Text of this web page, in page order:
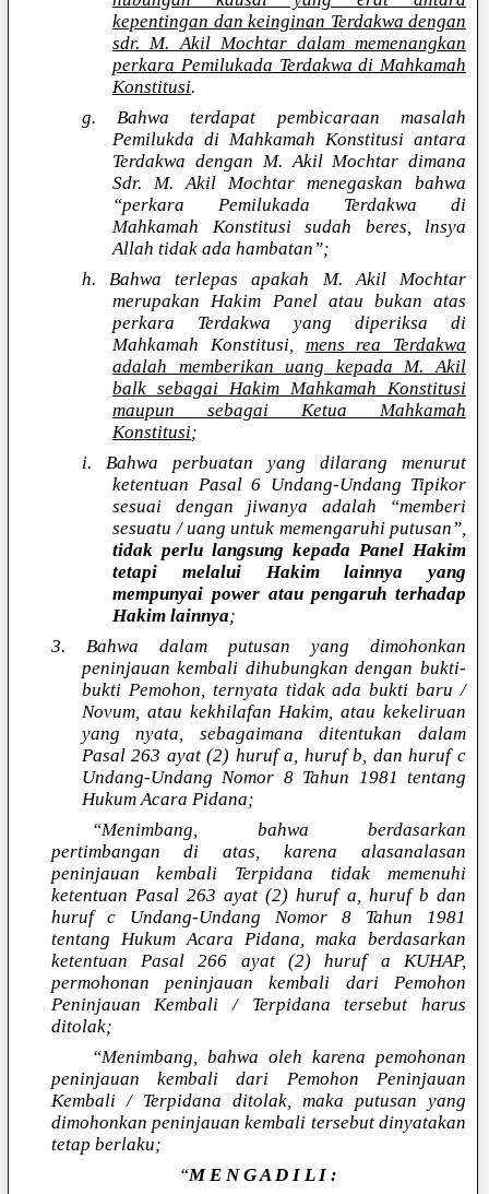
kepentingan dan keinginan Terdakwa dengan
sdr. M. Akil Mochtar dalam memenangkan
perkara Pemilukada Terdakwa di Mahkamah
Konstitusi.
g. Bahwa terdapat pembicaraan masalah
Pemilukda di Mahkamah Konstitusi antara
Terdakwa dengan M. Akil Mochtar dimana
Sdr. M. Akil Mochtar menegaskan bahwa
“perkara Pemilukada Terdakwa di
Mahkamah Konstitusi sudah beres, lnsya
Allah tidak ada hambatan”;
h. Bahwa terlepas apakah M. Akil Mochtar
merupakan Hakim Panel atau bukan atas
perkara Terdakwa yang diperiksa di
Mahkamah Konstitusi, mens rea Terdakwa
adalah memberikan uang kepada M. Akil
balk sebagai Hakim Mahkamah Konstitusi
maupun sebagai Ketua Mahkamah
Konstitusi;
i. Bahwa perbuatan yang dilarang menurut
ketentuan Pasal 6 Undang-Undang Tipikor
sesuai dengan jiwanya adalah “memberi
sesuatu / uang untuk memengaruhi putusan”,
tidak perlu langsung kepada Panel Hakim
tetapi melalui Hakim lainnya yang
mempunyai power atau pengaruh terhadap
Hakim lainnya;
3. Bahwa dalam putusan yang dimohonkan
peninjauan kembali dihubungkan dengan bukti-
bukti Pemohon, ternyata tidak ada bukti baru /
Novum, atau kekhilafan Hakim, atau kekeliruan
yang nyata, sebagaimana ditentukan dalam
Pasal 263 ayat (2) huruf a, huruf b, dan huruf c
Undang-Undang Nomor 8 Tahun 1981 tentang
Hukum Acara Pidana;
“Menimbang, bahwa berdasarkan
pertimbangan di atas, karena alasanalasan
peninjauan kembali Terpidana tidak memenuhi
ketentuan Pasal 263 ayat (2) huruf a, huruf b dan
huruf c Undang-Undang Nomor 8 Tahun 1981
tentang Hukum Acara Pidana, maka berdasarkan
ketentuan Pasal 266 ayat (2) huruf a KUHAP,
permohonan peninjauan kembali dari Pemohon
Peninjauan Kembali / Terpidana tersebut harus
ditolak;
“Menimbang, bahwa oleh karena pemohonan
peninjauan kembali dari Pemohon Peninjauan
Kembali / Terpidana ditolak, maka putusan yang
dimohonkan peninjauan kembali tersebut dinyatakan
tetap berlaku;
“M E N G A D I L I :